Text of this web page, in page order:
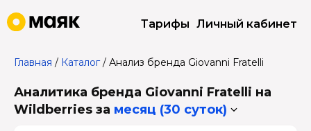
Тарифы Личный кабинет
Главная / Каталог/ Анализ бренда Giovanni Fratelli
Аналитика бренда Giovanni Fratelli на
Wildberries за месяц (30 суток)